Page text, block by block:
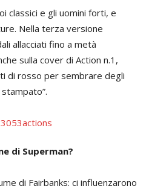
classici e gli uomini forti, e
Nella terza versione
allacciati fino a metà
sulla cover di Action n.1,
di rosso per sembrare degli
di Superman?
di Fairbanks: ci influenzarono